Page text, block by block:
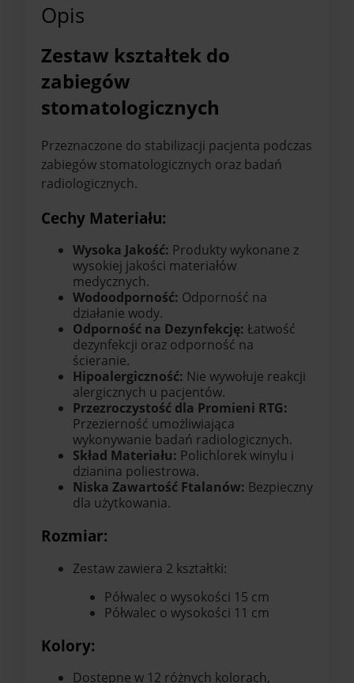
Opis
Zestaw kształtek do
zabiegów
stomatologicznych
Przeznaczone do stabilizacji pacjenta podczas
zabiegów stomatologicznych oraz badań
radiologicznych.
Cechy Materiału:
Wysoka Jakość: Produkty wykonane z
wysokiej jakości materiałów
medycznych.
Wodoodporność: Odporność na
działanie wody.
Odporność na Dezynfekcję: Łatwość
dezynfekcji oraz odporność na
ścieranie.
Hipoalergiczność: Nie wywołuje reakcji
alergicznych u pacjentów.
Przezroczystość dla Promieni RTG:
Przezierność umożliwiająca
wykonywanie badań radiologicznych.
Skład Materiału: Polichlorek winylu i
dzianina poliestrowa.
Niska Zawartość Ftalanów: Bezpieczny
dla użytkowania.
Rozmiar:
Zestaw zawiera 2 kształtki:
Półwalec o wysokości 15 cm
Półwalec o wysokości 11 cm
Kolory:
Dostępne w 12 różnych kolorach,